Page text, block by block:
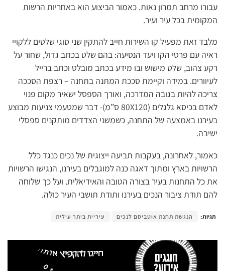
עבורו מרחב תמרון נאות. כאמור הביצוע הוא באחריות הרשות
המקומית בכל עיר ועיר.
מלבד זאת מפעיל קו השירות חייב להתקין שני סוגי שלטים ללקויי
ראיה עם פרטי הקו ויעד הנסיעה: בהם שלט בכתב גדול, שחור על
רקע צהוב, שלט מישוש ובו מידע בכתב מובלט וכתב ברייל
לעיוורים. במידה וקיימת סככת המתנה בתחנה – רצפת הסככה
צריכה להיות בגובה המדרכה, ואורך הספסל ישאיר מקום פנוי
לאדם בכיסא גלגלים (80X120 ס”מ)- דבר שמטעמי צניעות מבוצע
בעירנו באמצעה של התחנה, כשמשני הצדדים מותקנים ספסלי
ישיבה.
כאמור, לאחרונה, בעקבות תביעה ייצוגית של נכים כנגד כלל
הרשויות בארץ ומתוך דאגה כנה למוגבלים בעירנו, הנגישו הרשויות
את כל התחנות בעיר בצורה הטובה והאידיאלית. ועל כך שלוחה
להם תודת ציבור הנכים בעירנו ותודת תושבי העיר כולה.
תגיות: הנגשת תחנת אוטביסם לנכים עיריית ביתר עילית